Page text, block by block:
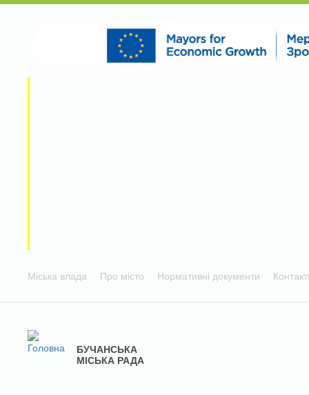
Міська влада Про місто Нормативні документи
БУЧАНСЬКА
МІСЬКА РАДА